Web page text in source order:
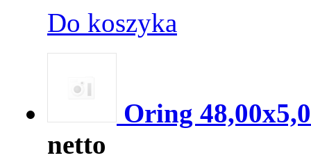
Do koszyka
Oring
netto